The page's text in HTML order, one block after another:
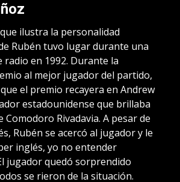
ilustra la personalidad
Rubén tuvo lugar durante una
en 1992. Durante la
al mejor jugador del partido,
el premio recayera en Andrew
estadounidense que brillaba
Comodoro Rivadavia. A pesar de
Rubén se acercó al jugador y le
inglés, yo no entender
jugador quedó sorprendido
se rieron de la situación.